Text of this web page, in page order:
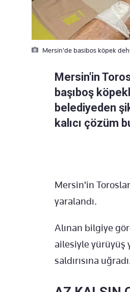
Mersin'de basibos köpek
Mersin'in
başıboş
belediyeden
kalıcı çözüm
Mersin'in
yaralandı.
Alınan bilgiye
ailesiyle yürüyüş
saldırısına